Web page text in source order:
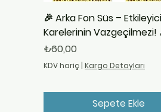
🎉 Arka Fon Süs –
Karelerinin Vazgeçilmezi!
Fiyat
₺60,00
KDV hariç | Kargo Detayları
Sepete Ekle